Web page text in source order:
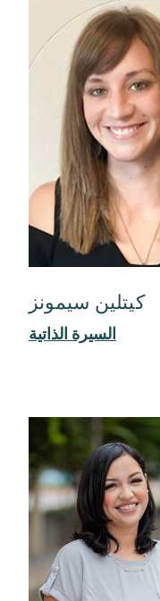
كيتلين سيمونز
السيرة الذاتية